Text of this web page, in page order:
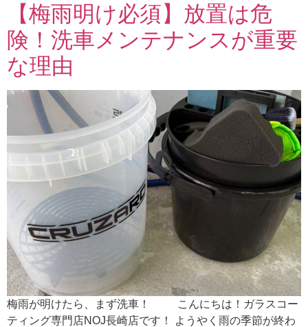
【梅雨明け必須】放置は危
険！洗車メンテナンスが重要
な理由
梅雨が明けたら、まず洗車！ こんにちは！ガラスコー
ティング専門店NOJ長崎店です！ ようやく雨の季節が終わ